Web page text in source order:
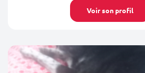
Voir son profil